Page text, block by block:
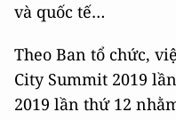
và quốc tế…
Theo Ban tổ chức,
City Summit 2019
2019 lần thứ 12